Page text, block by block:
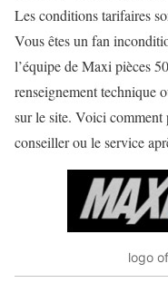
Les conditions tarifaires
Vous êtes un fan
l’équipe de Maxi pièces
renseignement technique
sur le site. Voici comment
conseiller ou leservice
logo